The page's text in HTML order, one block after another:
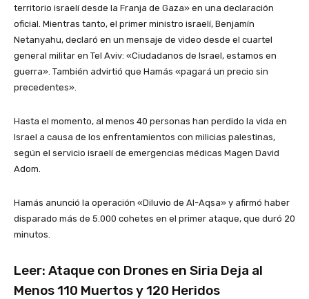
territorio israelí desde la Franja de Gaza» en una declaración
oficial. Mientras tanto, el primer ministro israelí, Benjamín
Netanyahu, declaró en un mensaje de video desde el cuartel
general militar en Tel Aviv: «Ciudadanos de Israel, estamos en
guerra». También advirtió que Hamás «pagará un precio sin
precedentes».
Hasta el momento, al menos 40 personas han perdido la vida en
Israel a causa de los enfrentamientos con milicias palestinas,
según el servicio israelí de emergencias médicas Magen David
Adom.
Hamás anunció la operación «Diluvio de Al-Aqsa» y afirmó haber
disparado más de 5.000 cohetes en el primer ataque, que duró 20
minutos.
Leer: Ataque con Drones en Siria Deja al
Menos 110 Muertos y 120 Heridos